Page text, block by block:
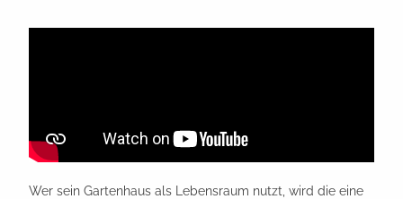
Wer sein Gartenhaus als Lebensraum nutzt, wird die eine